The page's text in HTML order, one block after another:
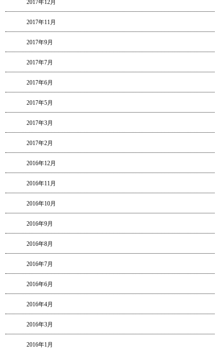
2017年12月
2017年11月
2017年9月
2017年7月
2017年6月
2017年5月
2017年3月
2017年2月
2016年12月
2016年11月
2016年10月
2016年9月
2016年8月
2016年7月
2016年6月
2016年4月
2016年3月
2016年1月